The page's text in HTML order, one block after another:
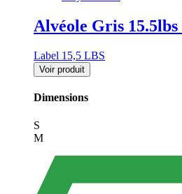
Alvéole Gris
Label 15,5 LBS
Voir produit
Dimensions
S
M